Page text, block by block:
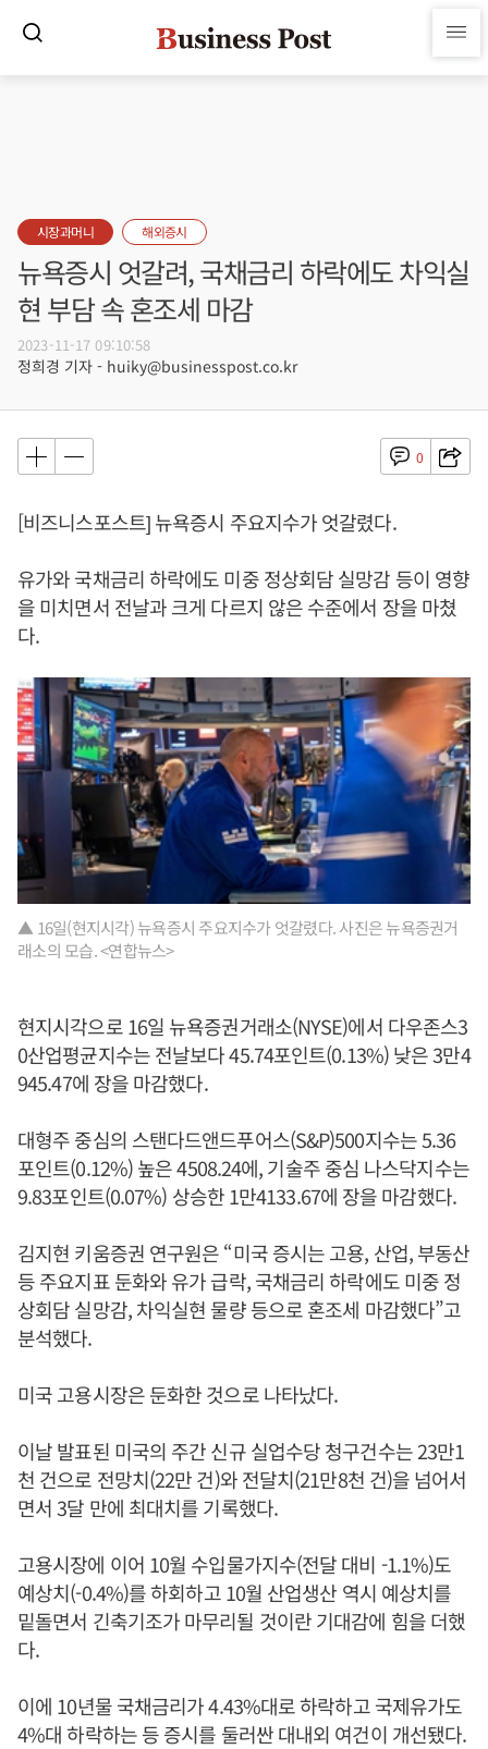
시장과머니 해외증시
뉴욕증시 엇갈려, 국채금리 하락에도 차익실
현 부담 속 혼조세 마감
2023-11-17 09:10:58
정희경 기자 - huiky@businesspost.co.kr
0
[비즈니스포스트] 뉴욕증시 주요지수가 엇갈렸다.
유가와 국채금리 하락에도 미중 정상회담 실망감 등이 영향
을 미치면서 전날과 크게 다르지 않은 수준에서 장을 마쳤
다.
▲ 16일(현지시각) 뉴욕증시 주요지수가 엇갈렸다. 사진은 뉴욕증권거
래소의 모습. <연합뉴스>
현지시각으로 16일 뉴욕증권거래소(NYSE)에서 다우존스3
0산업평균지수는 전날보다 45.74포인트(0.13%) 낮은 3만4
945.47에 장을 마감했다.
대형주 중심의 스탠다드앤드푸어스(S&P)500지수는 5.36
포인트(0.12%) 높은 4508.24에, 기술주 중심 나스닥지수는
9.83포인트(0.07%) 상승한 1만4133.67에 장을 마감했다.
김지현 키움증권 연구원은 “미국 증시는 고용, 산업, 부동산
등 주요지표 둔화와 유가 급락, 국채금리 하락에도 미중 정
상회담 실망감, 차익실현 물량 등으로 혼조세 마감했다”고
분석했다.
미국 고용시장은 둔화한 것으로 나타났다.
이날 발표된 미국의 주간 신규 실업수당 청구건수는 23만1
천 건으로 전망치(22만 건)와 전달치(21만8천 건)을 넘어서
면서 3달 만에 최대치를 기록했다.
고용시장에 이어 10월 수입물가지수(전달 대비 -1.1%)도
예상치(-0.4%)를 하회하고 10월 산업생산 역시 예상치를
밑돌면서 긴축기조가 마무리될 것이란 기대감에 힘을 더했
다.
이에 10년물 국채금리가 4.43%대로 하락하고 국제유가도
4%대 하락하는 등 증시를 둘러싼 대내외 여건이 개선됐다.